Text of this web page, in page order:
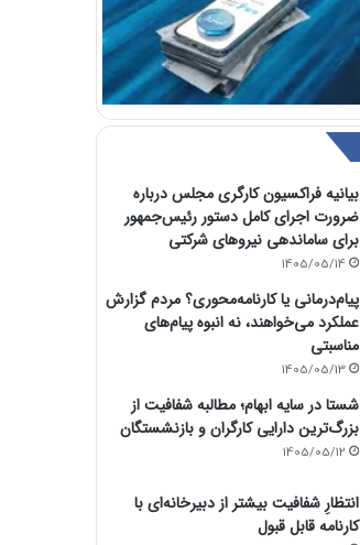
بیانیه فراکسیون کارگری مجلس درباره
ضرورت اجرای کامل دستور رئیس‌جمهور
برای ساماندهی نیروهای شرکتی
1405/05/14
پیام‌درمانی یا کارنامه‌محوری؟ مردم گزارش
عملکرد می‌خواهند، نه انبوه پیام‌های
مناسبتی
1405/05/13
شستا در سایه ابهام؛ مطالبه شفافیت از
بزرگ‌ترین دارایی کارگران و بازنشستگان
1405/05/12
انتظارِ شفافیت بیشتر از دبیرخانه‌ای با
کارنامه قابل قبول